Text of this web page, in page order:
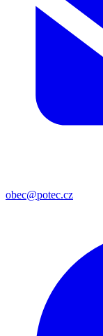
obec@potec.cz